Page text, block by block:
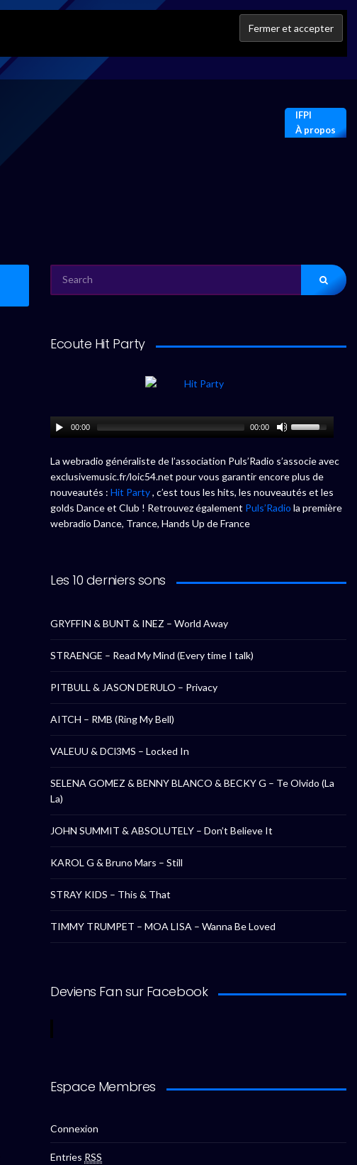
IFPI
À propos
FOR:
Ecoute Hit Party
00:00 00:00
La webradio généraliste de l’association Puls’Radio s’associe avec
exclusivemusic.fr/loic54.net pour vous garantir encore plus de
nouveautés : Hit Party, c’est tous les hits, les nouveautés et les
golds Dance et Club ! Retrouvez également Puls’Radio la première
webradio Dance, Trance, Hands Up de France
Les 10 derniers sons
GRYFFIN & BUNT & INEZ – World Away
STRAENGE – Read My Mind (Every time I talk)
PITBULL & JASON DERULO – Privacy
AITCH – RMB (Ring My Bell)
VALEUU & DCl3MS – Locked In
SELENA GOMEZ & BENNY BLANCO & BECKY G – Te Olvido (La
La)
JOHN SUMMIT & ABSOLUTELY – Don’t Believe It
KAROL G & Bruno Mars – Still
STRAY KIDS – This & That
TIMMY TRUMPET – MOA LISA – Wanna Be Loved
Deviens Fan sur Facebook
Espace Membres
Connexion
Entries RSS